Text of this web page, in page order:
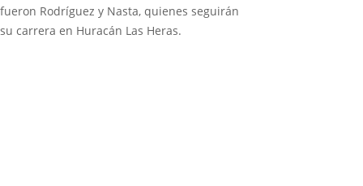
fueron Rodríguez y Nasta, quienes seguirán
su carrera en Huracán Las Heras.